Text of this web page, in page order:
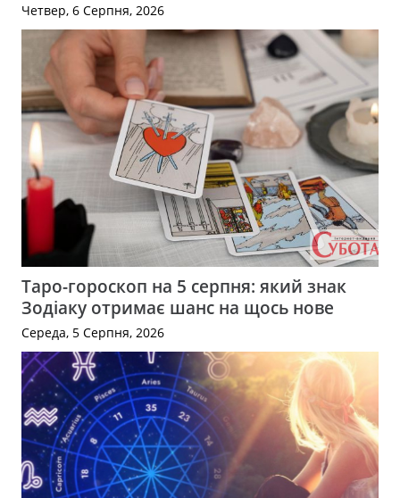
Четвер, 6 Серпня, 2026
Таро-гороскоп на 5 серпня: який знак
Зодіаку отримає шанс на щось нове
Середа, 5 Серпня, 2026